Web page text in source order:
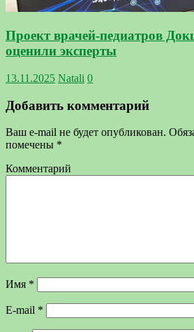
Проект врачей-педиатров
оценили эксперты
13.11.2025 Natali 0
Добавить комментарий
Ваш e-mail не будет опубликован.
помечены *
Комментарий
Имя *
E-mail *